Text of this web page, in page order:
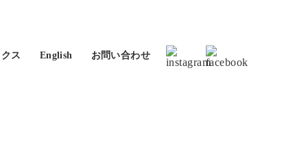
ス English お問い合わせ